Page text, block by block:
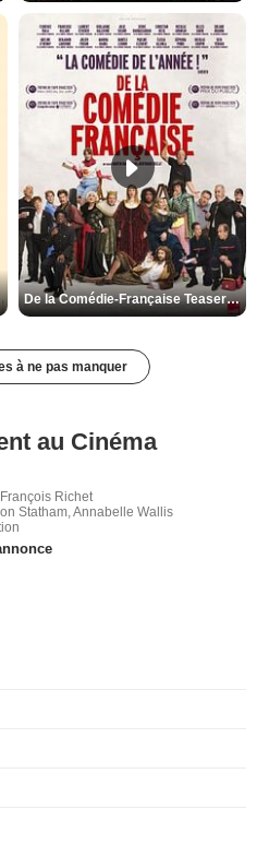
De la Comédie-Française Teaser VF
à ne pas manquer
au Cinéma
Richet
Statham, Annabelle Wallis